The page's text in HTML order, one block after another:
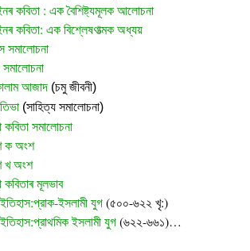
কবিতা : এক বৈশিষ্ট্যমূলক আলোচনা
কবিতা: এক বিশ্লেষণাত্মক অধ্যয়
সমালোচনা
সমালোচনা
আজাদ (চমু জীবনী)
(সাহিত্য সমালোচনা)
কবিতা সমালোচনা
ক অংশ
খ অংশ
কবিতাৰ মূলভাব
ইসলামী যুগ(৫০০-৬২২ খৃ:)
ইসলামী যুগ(৬২২-৬৬১)…